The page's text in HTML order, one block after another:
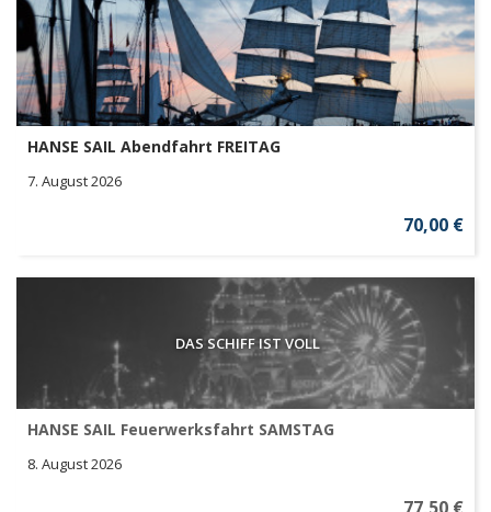
HANSE SAIL Abendfahrt FREITAG
7. August 2026
70,00 €
DAS SCHIFF IST VOLL
HANSE SAIL Feuerwerksfahrt SAMSTAG
8. August 2026